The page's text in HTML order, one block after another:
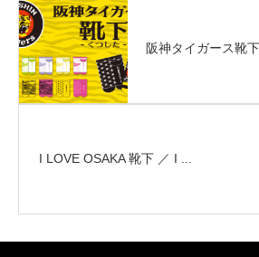
阪神タイガース靴
I LOVE OSAKA 靴下 ／ I ...